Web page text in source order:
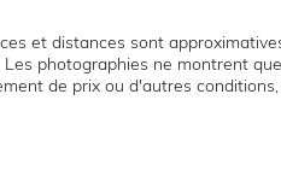
et distances sont
photographies ne montrent
de prix ou d'autres